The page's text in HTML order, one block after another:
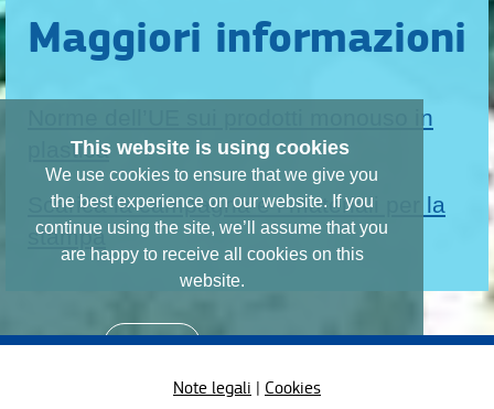
This website is using cookies
We use cookies to ensure that we give you
the best experience on our website. If you
continue using the site, we’ll assume that you
are happy to receive all cookies on this
website.
Continue Learn more
Maggiori informazioni
Norme dell’UE sui prodotti monouso in
plastica
Scarica la campagna e i materiali per la
stampa
Note legali | Cookies